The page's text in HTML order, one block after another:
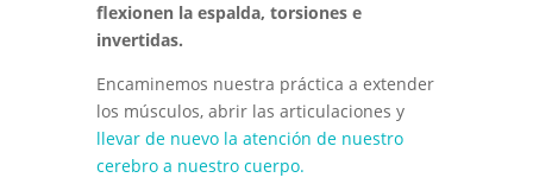
flexionen la espalda, torsiones e
invertidas.
Encaminemos nuestra práctica a extender
los músculos, abrir las articulaciones y
llevar de nuevo la atención de nuestro
cerebro a nuestro cuerpo.